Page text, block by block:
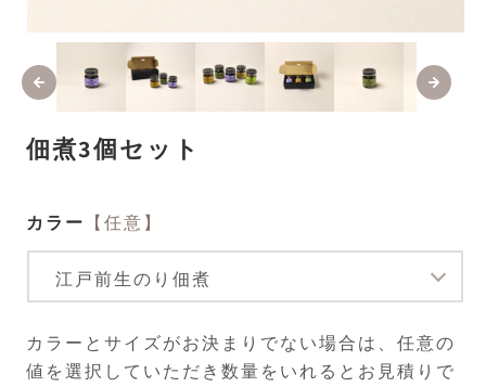
ダ
ル
メ
デ
(1)
を
開
佃煮3個セット
カラー 【任意】
カラーとサイズがお決まりでない場合は、任意の
値を選択していただき数量をいれるとお見積りで